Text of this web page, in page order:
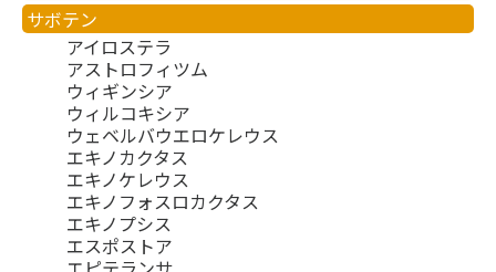
サボテン
アイロステラ
アストロフィツム
ウィギンシア
ウィルコキシア
ウェベルバウエロケレウス
エキノカクタス
エキノケレウス
エキノフォスロカクタス
エキノプシス
エスポストア